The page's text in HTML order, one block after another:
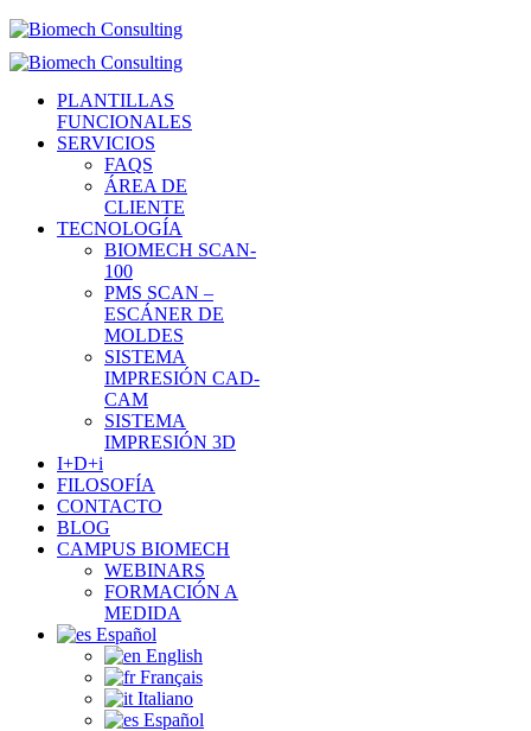
PLANTILLAS
FUNCIONALES
SERVICIOS
FAQS
ÁREA DE
CLIENTE
TECNOLOGÍA
BIOMECH SCAN-
100
PMS SCAN –
ESCÁNER DE
MOLDES
SISTEMA
IMPRESIÓN CAD-
CAM
SISTEMA
IMPRESIÓN 3D
I+D+i
FILOSOFÍA
CONTACTO
BLOG
CAMPUS BIOMECH
WEBINARS
FORMACIÓN A
MEDIDA
Español
English
Français
Italiano
Español